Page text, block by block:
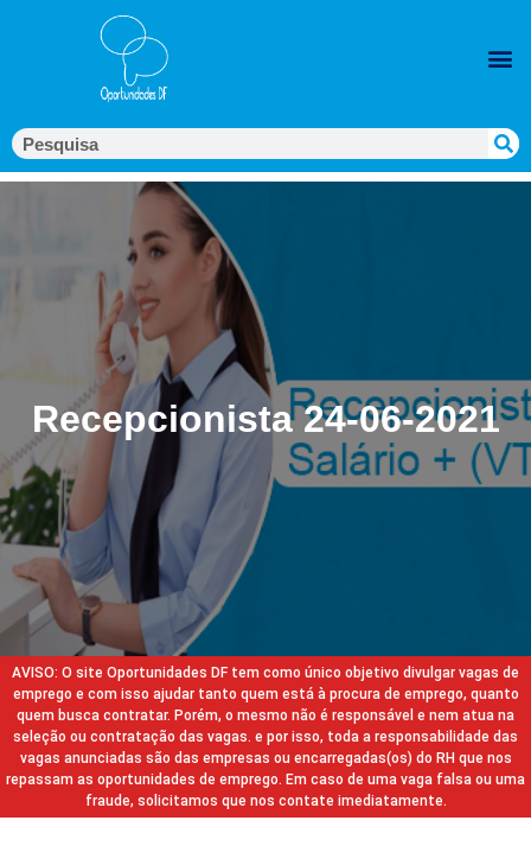
Recepcionista 24-06-2021
AVISO: O site Oportunidades DF tem como único objetivo divulgar vagas de
emprego e com isso ajudar tanto quem está à procura de emprego, quanto
quem busca contratar. Porém, o mesmo não é responsável e nem atua na
seleção ou contratação das vagas. e por isso, toda a responsabilidade das
vagas anunciadas são das empresas ou encarregadas(os) do RH que nos
repassam as oportunidades de emprego. Em caso de uma vaga falsa ou uma
fraude, solicitamos que nos contate imediatamente.